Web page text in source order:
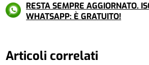
RESTA SEMPRE AGGIORNATO.
WHATSAPP: È GRATUITO!
Articoli correlati